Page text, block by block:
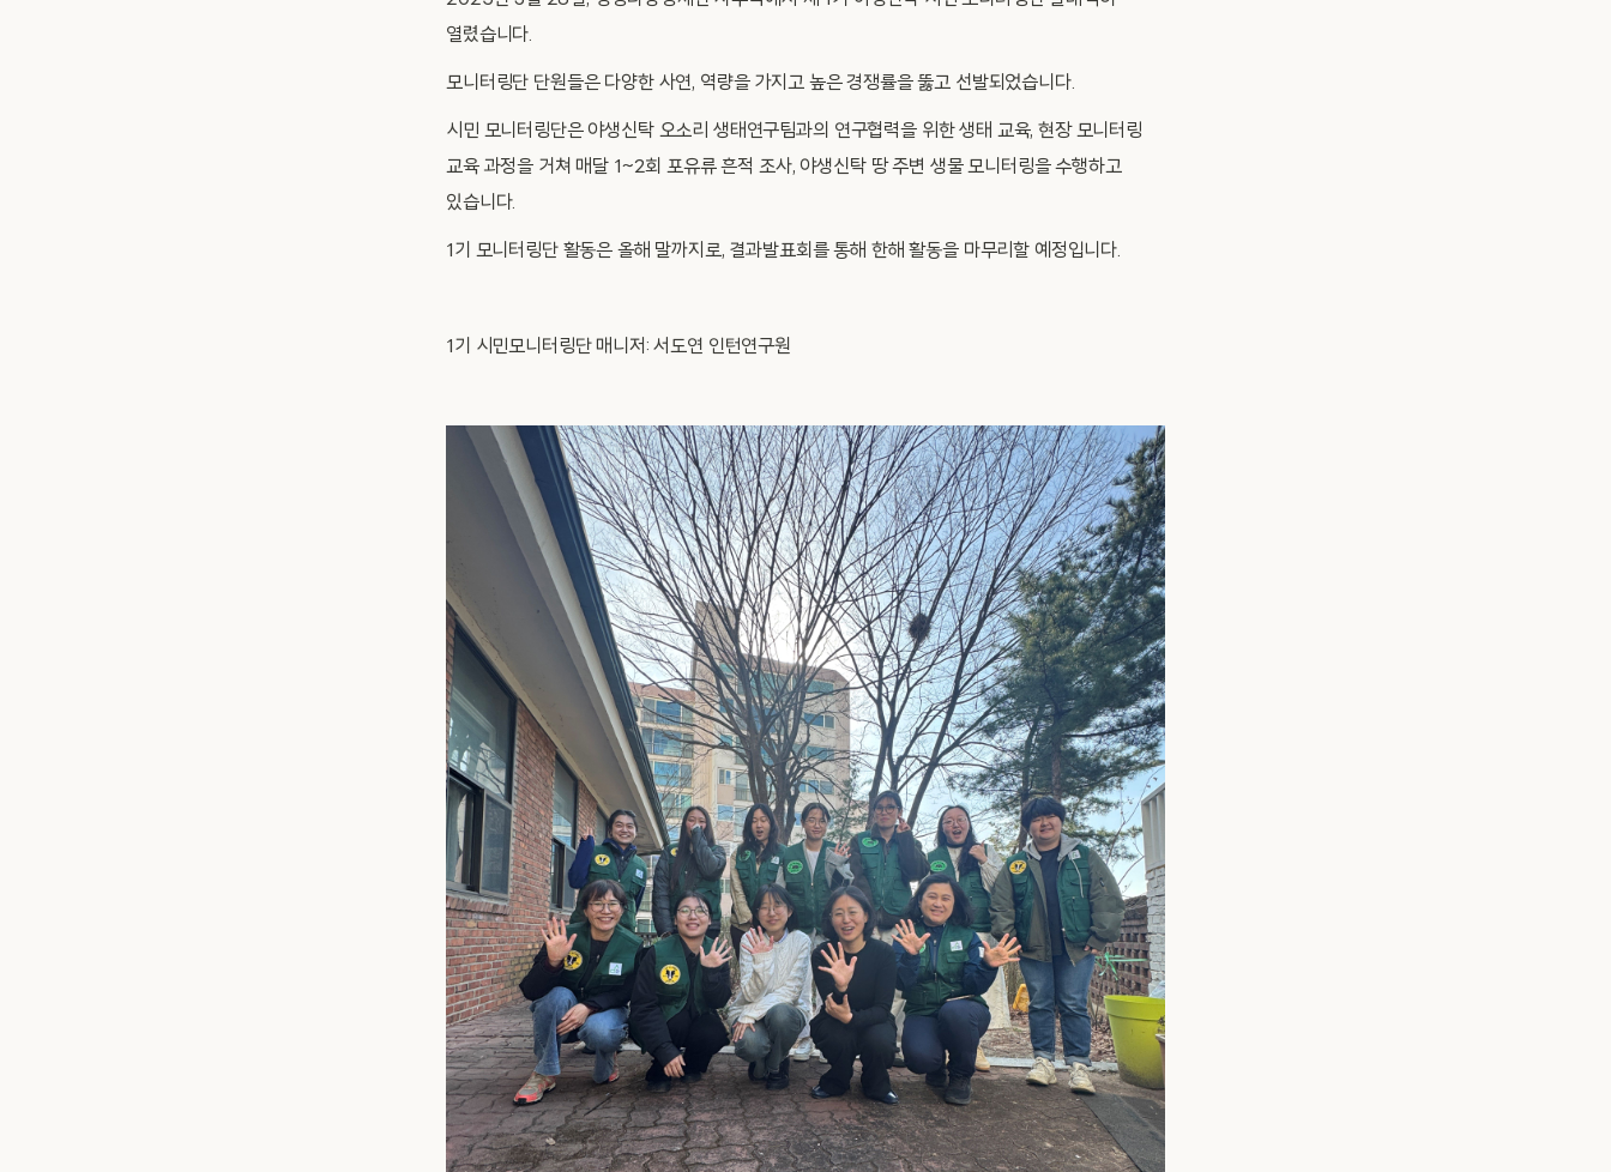
열렸습니다.
모니터링단 단원들은 다양한 사연, 역량을 가지고 높은 경쟁률을 뚫고 선발되었습니다.
시민 모니터링단은 야생신탁 오소리 생태연구팀과의 연구협력을 위한 생태 교육, 현장 모니터링
교육 과정을 거쳐 매달 1~2회 포유류 흔적 조사, 야생신탁 땅 주변 생물 모니터링을 수행하고
있습니다.
1기 모니터링단 활동은 올해 말까지로, 결과발표회를 통해 한해 활동을 마무리할 예정입니다.
1기 시민모니터링단 매니저: 서도연 인턴연구원